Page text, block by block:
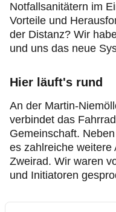
Notfallsanitätern im
Vorteile und
der Distanz? Wir
und uns das neue
Hier läuft's rund
An der Martin-
verbindet das
Gemeinschaft.
es zahlreiche weitere
Zweirad. Wir waren
und Initiatoren